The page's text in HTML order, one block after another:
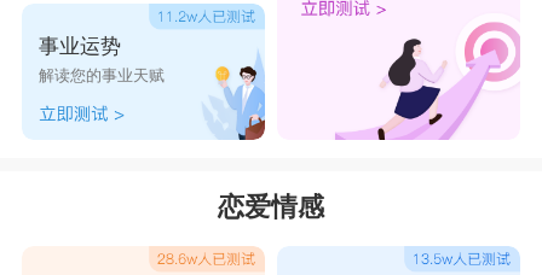
事业运势
解读您的事业天赋
恋爱情感